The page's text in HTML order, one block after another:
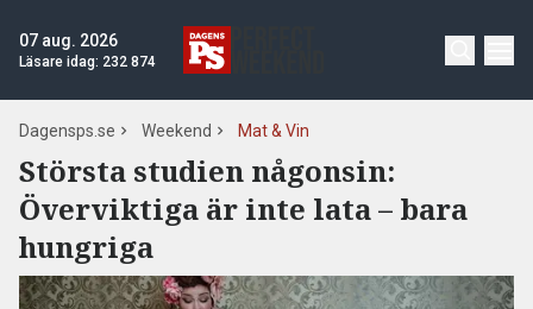
07 aug. 2026
Läsare idag: 232 874
Dagensps.se Weekend Mat & Vin
Största studien någonsin:
Överviktiga är inte lata – bara
hungriga